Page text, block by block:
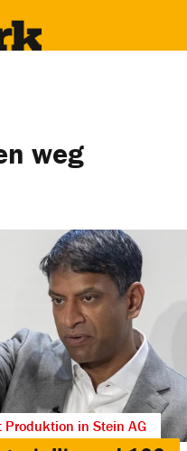
weg
in Stein AG